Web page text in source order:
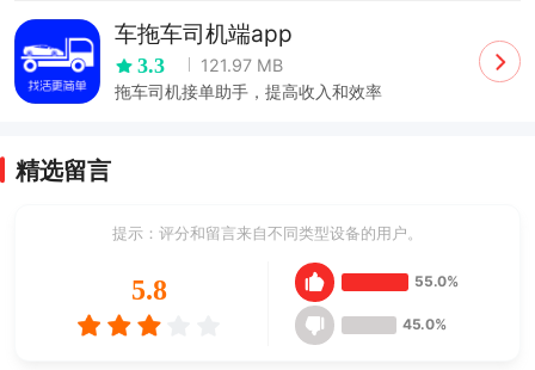
车拖车司机端app
3.3
121.97 MB
拖车司机接单助手，提高收入和效率
精选留言
提示：评分和留言来自不同类型设备的用户。
5.8 55.0%
45.0%